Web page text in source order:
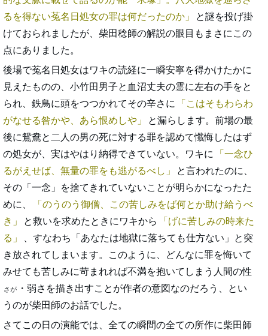
るを得ない菟名日処女の罪は何だったのか
と謎を投げ掛
けておられましたが、柴田稔師の解説の眼目もまさにこの
点にありました。
後場で菟名日処女はワキの読経に一瞬安寧を得かけたかに
見えたものの、小竹田男子と血沼丈夫の霊に左右の手をと
られ、鉄鳥に頭をつつかれてその辛さに
こはそもわらわ
がなせる咎かや、あら恨めしや
と漏らします。前場の最
後に鴛鴦と二人の男の死に対する罪を認めて懺悔したはず
の処女が、実はやはり納得できていない。ワキに
一念ひ
るがえせば、無量の罪をも逃がるべし
と言われたのに、
その「一念」を捨てきれていないことが明らかになったた
めに、
のうのう御僧、この苦しみをば何とか助け給うべ
き
と救いを求めたときにワキから
げに苦しみの時来た
る
、すなわち「あなたは地獄に落ちても仕方ない」と突
き放されてしまいます。このように、どんなに罪を悔いて
みせても苦しみに苛まれれば不満を抱いてしまう人間の性
さが
・弱さを描き出すことが作者の意図なのだろう、とい
うのが柴田師のお話でした。
さてこの日の演能では、全ての瞬間の全ての所作に柴田師